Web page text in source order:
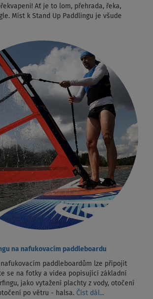
Ať je to lom, přehrada, řeka,
Míst k Stand Up Paddlingu je všude
na nafukovacím paddleboardu
paddleboardům lze připojit
se na fotky a videa popisující základní
jako vytažení plachty z vody, otočení
po větru - halsa. Číst dál...